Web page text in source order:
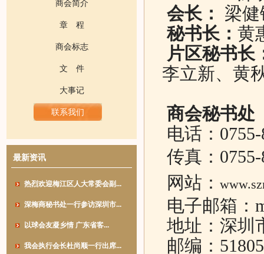
商会简介
章 程
商会标志
文 件
大事记
联系我们
最新资讯
热烈欢迎梅江区人大常委会副...
深梅商秘书处一行参访深圳市...
以球会友凝乡情 广东省客...
我会执行会长杜尚顺一行出席...
会长： 梁健
秘书长： 黄
片区秘书长
李立新、黄
商会秘书处
电话：
传真：
网站：
电子邮箱：
地址：深圳
邮编：